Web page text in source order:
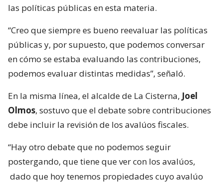
las políticas públicas en esta materia.
“Creo que siempre es bueno reevaluar las políticas
públicas y, por supuesto, que podemos conversar
en cómo se estaba evaluando las contribuciones,
podemos evaluar distintas medidas”, señaló.
En la misma línea, el alcalde de La Cisterna, Joel
Olmos, sostuvo que el debate sobre contribuciones
debe incluir la revisión de los avalúos fiscales.
“Hay otro debate que no podemos seguir
postergando, que tiene que ver con los avalúos,
dado que hoy tenemos propiedades cuyo avalúo